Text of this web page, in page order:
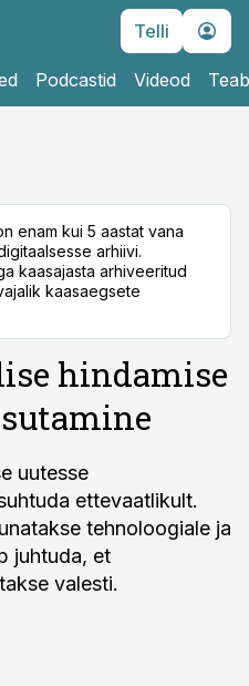
Telli
Podcastid Videod
enam kui 5 aastat vana
arhiivi.
kaasajasta arhiveeritud
kaasaegsete
hindamise
uutesse
ettevaatlikult.
tehnoloogiale ja
juhtuda, et
valesti.